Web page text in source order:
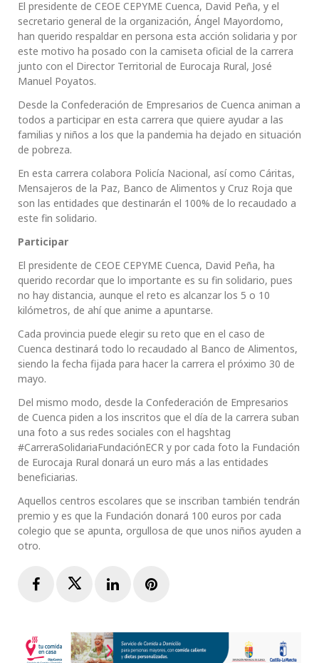
El presidente de CEOE CEPYME Cuenca, David Peña, y el
secretario general de la organización, Ángel Mayordomo,
han querido respaldar en persona esta acción solidaria y por
este motivo ha posado con la camiseta oficial de la carrera
junto con el Director Territorial de Eurocaja Rural, José
Manuel Poyatos.
Desde la Confederación de Empresarios de Cuenca animan a
todos a participar en esta carrera que quiere ayudar a las
familias y niños a los que la pandemia ha dejado en situación
de pobreza.
En esta carrera colabora Policía Nacional, así como Cáritas,
Mensajeros de la Paz, Banco de Alimentos y Cruz Roja que
son las entidades que destinarán el 100% de lo recaudado a
este fin solidario.
Participar
El presidente de CEOE CEPYME Cuenca, David Peña, ha
querido recordar que lo importante es su fin solidario, pues
no hay distancia, aunque el reto es alcanzar los 5 o 10
kilómetros, de ahí que anime a apuntarse.
Cada provincia puede elegir su reto que en el caso de
Cuenca destinará todo lo recaudado al Banco de Alimentos,
siendo la fecha fijada para hacer la carrera el próximo 30 de
mayo.
Del mismo modo, desde la Confederación de Empresarios
de Cuenca piden a los inscritos que el día de la carrera suban
una foto a sus redes sociales con el hagshtag
#CarreraSolidariaFundaciónECR y por cada foto la Fundación
de Eurocaja Rural donará un euro más a las entidades
beneficiarias.
Aquellos centros escolares que se inscriban también tendrán
premio y es que la Fundación donará 100 euros por cada
colegio que se apunta, orgullosa de que unos niños ayuden a
otro.
FacebookTwitterLinkedInPinterest